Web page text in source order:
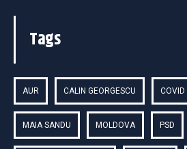
Tags
AUR CALIN GEORGESCU COVID
MAIA SANDU MOLDOVA PSD